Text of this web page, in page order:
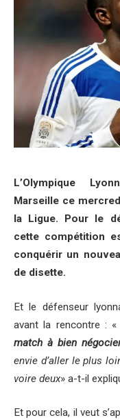
L’Olympique
Marseille ce
la Ligue. Pour le
cette compétition
conquérir un
de disette.
Et le défenseur
avant la rencontre : «
match à bien
envie d’aller le plus
voire deux» a-t-il
Et pour cela, il veut